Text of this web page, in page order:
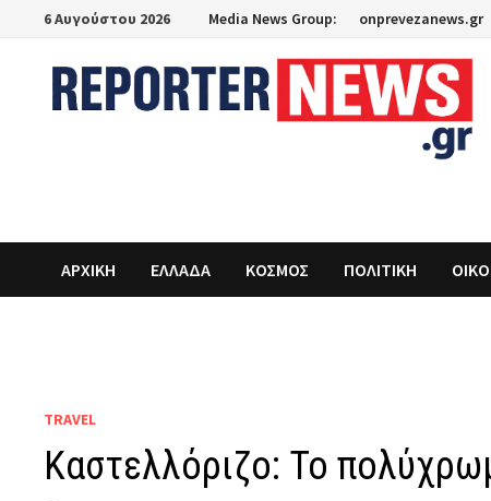
content
6 Αυγούστου 2026 Media News Group: onprevezanews.gr
ΑΡΧΙΚΗ ΕΛΛΑΔΑ ΚΟΣΜΟΣ ΠΟΛΙΤΙΚΗ
TRAVEL
Καστελλόριζο: Το